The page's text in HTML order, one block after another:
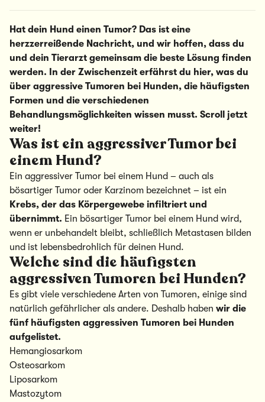
Hat dein Hund einen Tumor? Das ist eine
herzzerreißende Nachricht, und wir hoffen, dass du
und dein Tierarzt gemeinsam die beste Lösung finden
werden. In der Zwischenzeit erfährst du hier, was du
über aggressive Tumoren bei Hunden, die häufigsten
Formen und die verschiedenen
Behandlungsmöglichkeiten wissen musst. Scroll jetzt
weiter!
Was ist ein aggressiver Tumor bei
einem Hund?
Ein aggressiver Tumor bei einem Hund – auch als
bösartiger Tumor oder Karzinom bezeichnet – ist ein
Krebs, der das Körpergewebe infiltriert und
übernimmt. Ein bösartiger Tumor bei einem Hund wird,
wenn er unbehandelt bleibt, schließlich Metastasen bilden
und ist lebensbedrohlich für deinen Hund.
Welche sind die häufigsten
aggressiven Tumoren bei Hunden?
Es gibt viele verschiedene Arten von Tumoren, einige sind
natürlich gefährlicher als andere. Deshalb haben wir die
fünf häufigsten aggressiven Tumoren bei Hunden
aufgelistet.
Hemangiosarkom
Osteosarkom
Liposarkom
Mastozytom